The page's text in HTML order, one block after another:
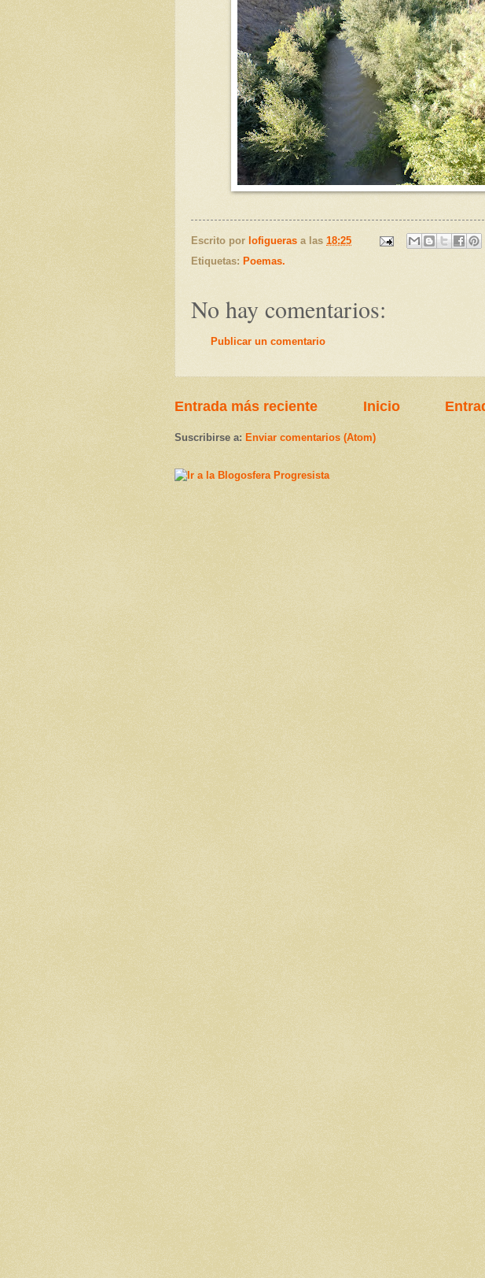
Escrito por lofigueras a las 18:25
Etiquetas: Poemas.
No hay comentarios:
Publicar un comentario
Entrada más reciente Inicio
Suscribirse a: Enviar comentarios (Atom)